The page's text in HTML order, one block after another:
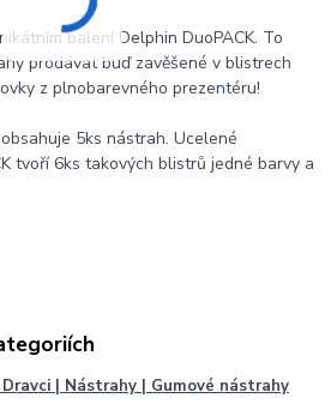
balení Delphin DuoPACK. To
prodávat buď zavěšené v blistrech
z plnobarevného prezentéru!
5ks nástrah. Ucelené
tvoří 6ks takových blistrů jedné barvy a
| Nástrahy | Gumové nástrahy